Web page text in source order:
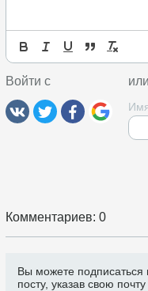
Войти с
Комментариев: 0
Вы можете подписаться
посту, указав свою